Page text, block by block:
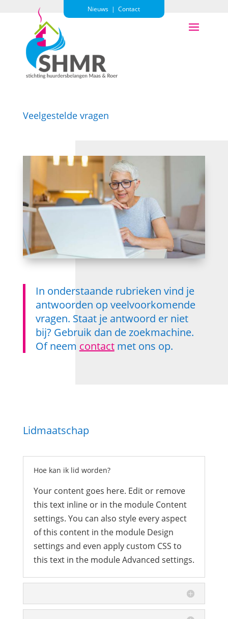
Nieuws |Contact
Veelgestelde vragen
In onderstaande rubrieken vind je
antwoorden op veelvoorkomende
vragen. Staat je antwoord er niet
bij? Gebruik dan de zoekmachine.
Of neem contactmet ons op.
Lidmaatschap
Hoe kan ik lid worden?
Your content goes here. Edit or remove
this text inline or in the module Content
settings. You can also style every aspect
of this content in the module Design
settings and even apply custom CSS to
this text in the module Advanced settings.